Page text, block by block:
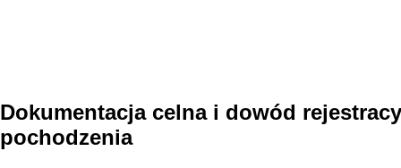
Dokumentacja celna i dowód
pochodzenia